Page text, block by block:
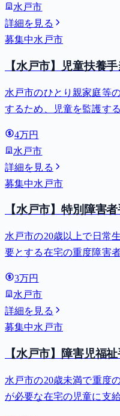
水戸市
詳細を見る
募集中水戸市
【水戸市】児童扶養手
水戸市のひとり親家庭等
するため、児童を監護す
4万円
水戸市
詳細を見る
募集中水戸市
【水戸市】特別障害
水戸市の20歳以上で日常
要とする在宅の重度障害
3万円
水戸市
詳細を見る
募集中水戸市
【水戸市】障害児福
水戸市の20歳未満で重度
が必要な在宅の児童に支